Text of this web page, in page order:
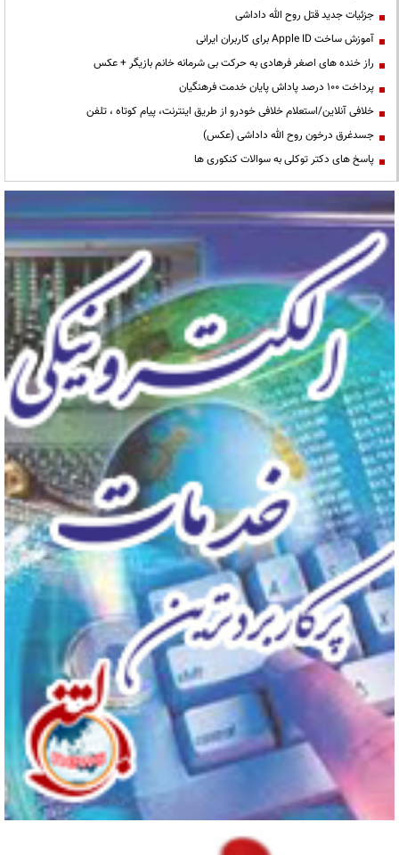
جزئیات جدید قتل روح الله داداشی
آموزش ساخت Apple ID برای کاربران ایرانی
راز خنده های اصغر فرهادی به حرکت بی شرمانه خانم بازیگر + عکس
پرداخت ۱۰۰ درصد پاداش پایان خدمت فرهنگیان
خلافی آنلاین/استعلام خلافی خودرو از طریق اینترنت، پیام کوتاه ، تلفن
جسدغرق درخون روح الله داداشی (عکس)
پاسخ های دکتر توکلی به سوالات کنکوری ها